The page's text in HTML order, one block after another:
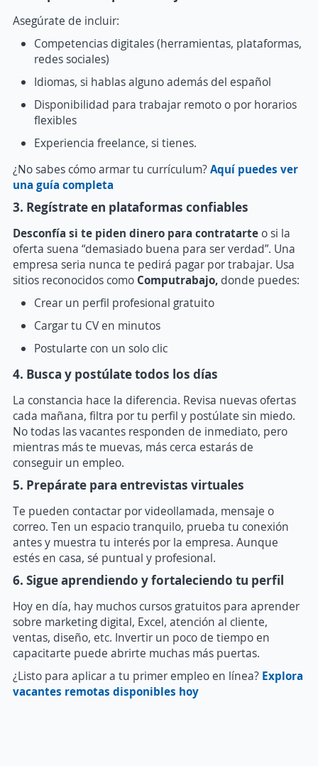
Asegúrate de incluir:
Competencias digitales (herramientas, plataformas,
redes sociales)
Idiomas, si hablas alguno además del español
Disponibilidad para trabajar remoto o por horarios
flexibles
Experiencia freelance, si tienes.
¿No sabes cómo armar tu currículum?Aquí puedes ver
una guía completa
3. Regístrate en plataformas confiables
Desconfía si te piden dinero para contratarte o si la
oferta suena “demasiado buena para ser verdad”. Una
empresa seria nunca te pedirá pagar por trabajar. Usa
sitios reconocidos como Computrabajo, donde puedes:
Crear un perfil profesional gratuito
Cargar tu CV en minutos
Postularte con un solo clic
4. Busca y postúlate todos los días
La constancia hace la diferencia. Revisa nuevas ofertas
cada mañana, filtra por tu perfil y postúlate sin miedo.
No todas las vacantes responden de inmediato, pero
mientras más te muevas, más cerca estarás de
conseguir un empleo.
5. Prepárate para entrevistas virtuales
Te pueden contactar por videollamada, mensaje o
correo. Ten un espacio tranquilo, prueba tu conexión
antes y muestra tu interés por la empresa. Aunque
estés en casa, sé puntual y profesional.
6. Sigue aprendiendo y fortaleciendo tu perfil
Hoy en día, hay muchos cursos gratuitos para aprender
sobre marketing digital, Excel, atención al cliente,
ventas, diseño, etc. Invertir un poco de tiempo en
capacitarte puede abrirte muchas más puertas.
¿Listo para aplicar a tu primer empleo en línea? Explora
vacantes remotas disponibles hoy